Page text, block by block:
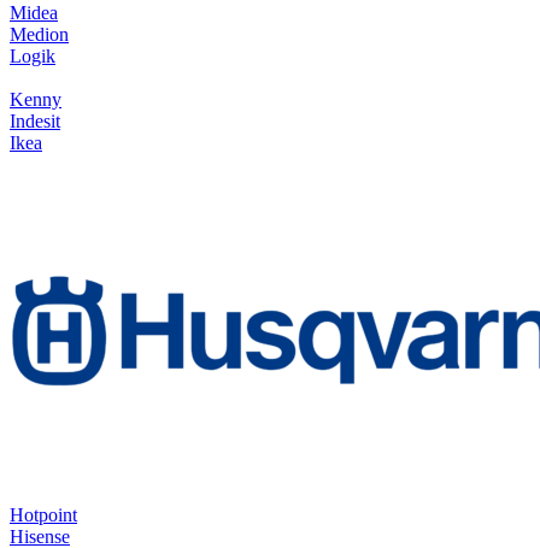
Midea
Medion
Logik
Kenny
Indesit
Ikea
Hotpoint
Hisense